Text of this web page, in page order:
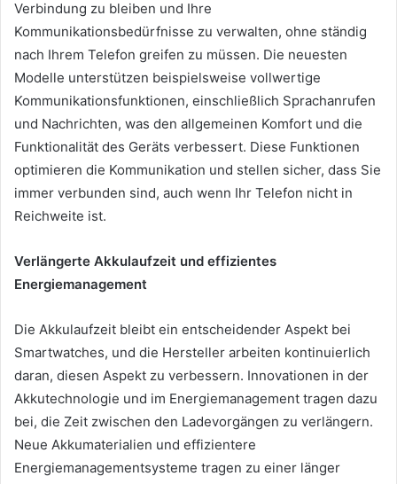
Verbindung zu bleiben und Ihre
Kommunikationsbedürfnisse zu verwalten, ohne ständig
nach Ihrem Telefon greifen zu müssen. Die neuesten
Modelle unterstützen beispielsweise vollwertige
Kommunikationsfunktionen, einschließlich Sprachanrufen
und Nachrichten, was den allgemeinen Komfort und die
Funktionalität des Geräts verbessert. Diese Funktionen
optimieren die Kommunikation und stellen sicher, dass Sie
immer verbunden sind, auch wenn Ihr Telefon nicht in
Reichweite ist.
Verlängerte Akkulaufzeit und effizientes
Energiemanagement
Die Akkulaufzeit bleibt ein entscheidender Aspekt bei
Smartwatches, und die Hersteller arbeiten kontinuierlich
daran, diesen Aspekt zu verbessern. Innovationen in der
Akkutechnologie und im Energiemanagement tragen dazu
bei, die Zeit zwischen den Ladevorgängen zu verlängern.
Neue Akkumaterialien und effizientere
Energiemanagementsysteme tragen zu einer länger